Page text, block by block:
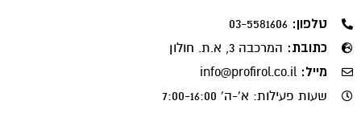
טלפון: 03-5581606
כתובת: המרכבה 3, א.ת. חולון
מייל: info@profirol.co.il
שעות פעילות: א'-ה' 7:00-16:00